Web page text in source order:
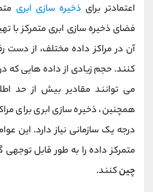
اعتمادتر برای ذخیره سازی ابری
فضای ذخیره سازی ابری متمرکز با
آن در مراکز داده مختلف، از دست
کنند. حجم زیادی از داده هایی که
می توانند مقادیر بیش از حد
همچنین، ذخیره سازی ابری برای
درجه یک سازمانی نیاز دارد. این
متمرکز داده را به طور قابل توجهی
چینکنند.